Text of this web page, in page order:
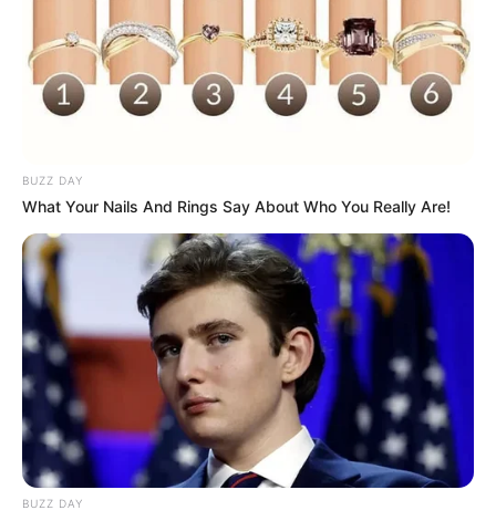
BUZZ DAY
What Your Nails And Rings Say About Who You Really Are!
BUZZ DAY